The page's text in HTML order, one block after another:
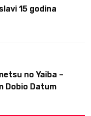
15 godina
no Yaiba –
Dobio Datum